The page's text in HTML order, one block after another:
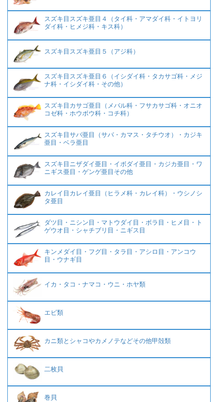
スズキ目スズキ亜目４（タイ科・アマダイ科・イトヨリ
ダイ科・ヒメジ科・キス科）
スズキ目スズキ亜目５（アジ科）
スズキ目スズキ亜目６（イシダイ科・タカサゴ科・メジ
ナ科・イシダイ科・その他）
スズキ目カサゴ亜目（メバル科・フサカサゴ科・オニオ
コゼ科・ホウボウ科・コチ科）
スズキ目サバ亜目（サバ・カマス・タチウオ）・カジキ
亜目・ベラ亜目
スズキ目ニザダイ亜目・イボダイ亜目・カジカ亜目・ワ
ニギス亜目・ゲンゲ亜目その他
カレイ目カレイ亜目（ヒラメ科・カレイ科）・ウシノシ
タ亜目
ダツ目・ニシン目・マトウダイ目・ボラ目・ヒメ目・ト
ゲウオ目・シャチブリ目・ニギス目
キンメダイ目・フグ目・タラ目・アシロ目・アンコウ
目・ウナギ目
イカ・タコ・ナマコ・ウニ・ホヤ類
エビ類
カニ類とシャコやカメノテなどその他甲殻類
二枚貝
巻貝